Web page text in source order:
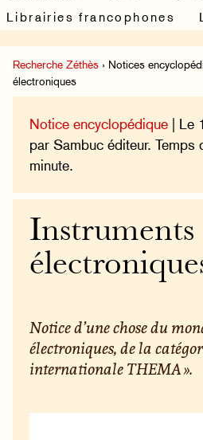
Librairies francophones
Recherche Zéthès › Notices
électroniques
Notice encyclopédique | Le
par Sambuc éditeur. Temps
minute.
Instruments
Notice d’une chose du
électroniques, de la
internationale THEMA ».